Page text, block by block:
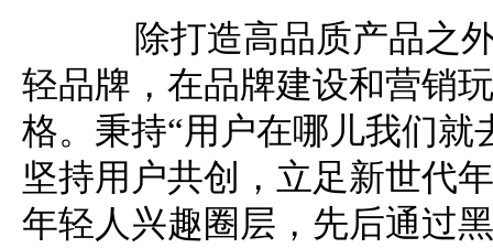
除打造高品质产品之外
轻品牌，在品牌建设和营销
格。秉持“用户在哪儿我们就
坚持用户共创，立足新世代
年轻人兴趣圈层，先后通过